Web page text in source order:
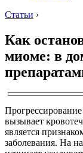
Статьи ›
Как
миоме: в
вызывает
является
заболевания. На